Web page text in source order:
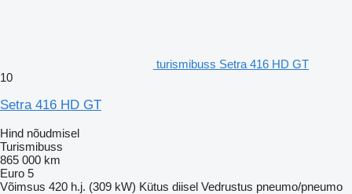
turismibuss Setra 416 HD GT
10
Setra 416 HD GT
Hind nõudmisel
Turismibuss
865 000 km
Euro 5
Võimsus 420 h.j. (309 kW) Kütus diisel Vedrustus pneumo/pneumo